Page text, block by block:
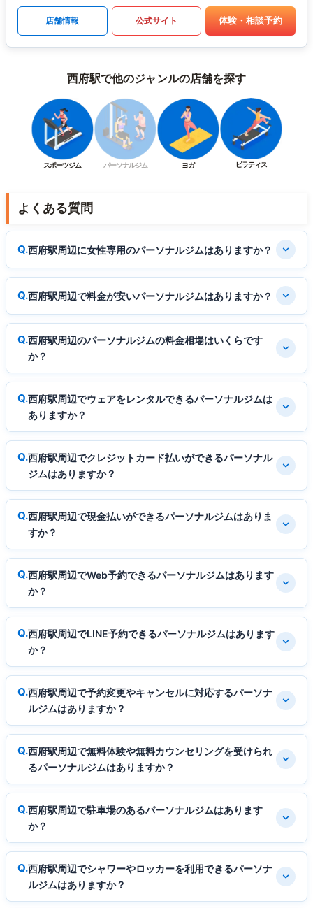
店舗情報 公式サイト 体験・相談予約
西府駅で他のジャンルの店舗を探す
スポーツジム パーソナルジム ヨガ ピラティス
よくある質問
西府駅周辺に女性専用のパーソナルジムはありますか？
西府駅周辺で料金が安いパーソナルジムはありますか？
西府駅周辺のパーソナルジムの料金相場はいくらです
か？
西府駅周辺でウェアをレンタルできるパーソナルジムは
ありますか？
西府駅周辺でクレジットカード払いができるパーソナル
ジムはありますか？
西府駅周辺で現金払いができるパーソナルジムはありま
すか？
西府駅周辺でWeb予約できるパーソナルジムはあります
か？
西府駅周辺でLINE予約できるパーソナルジムはあります
か？
西府駅周辺で予約変更やキャンセルに対応するパーソナ
ルジムはありますか？
西府駅周辺で無料体験や無料カウンセリングを受けられ
るパーソナルジムはありますか？
西府駅周辺で駐車場のあるパーソナルジムはあります
か？
西府駅周辺でシャワーやロッカーを利用できるパーソナ
ルジムはありますか？